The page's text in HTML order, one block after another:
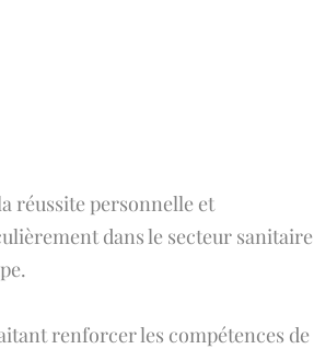
réussite personnelle et
dans le secteur sanitaire
renforcer les compétences de